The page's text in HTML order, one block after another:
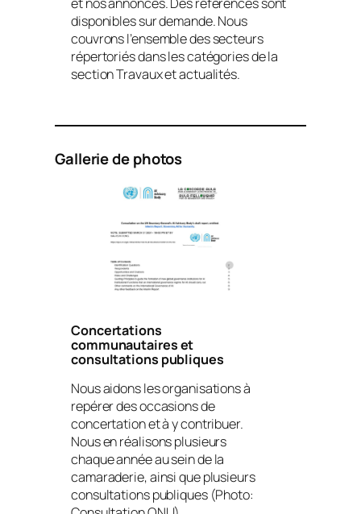
disponibles sur demande. Nous
couvrons l’ensemble des secteurs
répertoriés dans les catégories de la
section Travaux et actualités.
Gallerie de photos
Concertations
communautaires et
consultations publiques
Nous aidons les organisations à
repérer des occasions de
concertation et à y contribuer.
Nous en réalisons plusieurs
chaque année au sein de la
camaraderie, ainsi que plusieurs
consultations publiques (Photo: